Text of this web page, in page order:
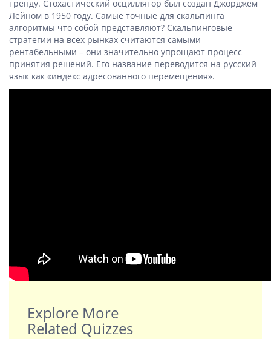
тренду. Стохастический осциллятор был создан Джорджем
Лейном в 1950 году. Самые точные для скальпинга
алгоритмы что собой представляют? Скальпинговые
стратегии на всех рынках считаются самыми
рентабельными – они значительно упрощают процесс
принятия решений. Его название переводится на русский
язык как «индекс адресованного перемещения».
Explore More
Related Quizzes